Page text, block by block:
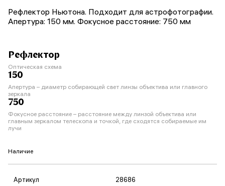
Рефлектор Ньютона. Подходит для астрофотографии.
Апертура: 150 мм. Фокусное расстояние: 750 мм
Рефлектор
Оптическая схема
150
Апертура – диаметр собирающей свет линзы объектива или главного
зеркала
750
Фокусное расстояние – расстояние между линзой объектива или
главным зеркалом телескопа и точкой, где сходятся собираемые им
лучи
Наличие
Артикул
28686